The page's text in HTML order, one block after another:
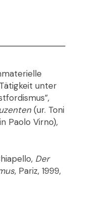
unter
(ur. Toni
Paolo Virno),
Der
, Pariz, 1999,